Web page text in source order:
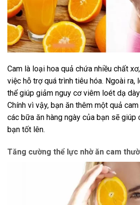
Cam là loại hoa quả chứa nhiều chất
việc hỗ trợ quá trình tiêu hóa. Ngoài ra,
thể giúp giảm nguy cơ viêm loét dạ
Chính vì vậy, bạn ăn thêm một quả
các bữa ăn hàng ngày của bạn sẽ
bạn tốt lên.
Tăng cường thể lực nhờ ăn cam